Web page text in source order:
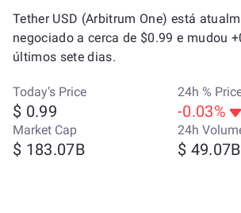
Tether USD (Arbitrum One) está
negociado a cerca de $0.99 e mudou
últimos sete dias.
Today’s Price
$ 0.99
24h %
-0.03%
Market Cap
$ 183.07B
24h
$ 49.07B